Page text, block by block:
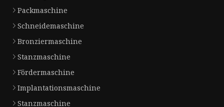
Packmaschine
Schneidemaschine
Bronziermaschine
Stanzmaschine
Fördermaschine
Implantationsmaschine
Stanzmaschine